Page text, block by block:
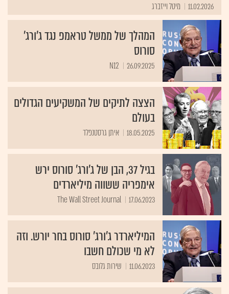
11.02.2026 מיטל וייזברג
המהלך של ממשל טראמפ נגד ג'ורג'
סורוס
26.09.2025
N12
הצצה לתיקים של המשקיעים הגדולים
בעולם
18.05.2025 איתן גרסטנפלד
בגיל 37, הבן של ג'ורג' סורוס ירש
אימפריה ששווה מיליארדים
17.06.2023
The Wall Street Journal
המיליארדר ג'ורג' סורוס בחר יורש. וזה
לא מי שכולם חשבו
11.06.2023 שירות גלובס